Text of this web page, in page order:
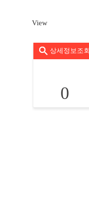
View
상세정보조회
0